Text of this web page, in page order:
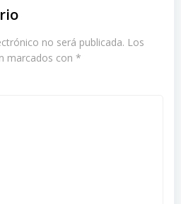
no será publicada. Los
marcados con *